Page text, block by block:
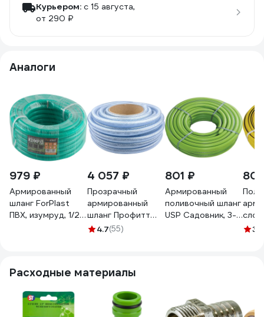
Курьером: c 15 августа,
от 290 ₽
Аналоги
979 ₽
Армированный
шланг ForPlast
ПВХ, изумруд, 1/2",
4 057 ₽
Прозрачный
армированный
шланг Профитт
12.5х18.5 мм, 20 м
4.7(55)
801 ₽
Армированный
поливочный шланг
USP Садовник, 3-
3
Расходные материалы